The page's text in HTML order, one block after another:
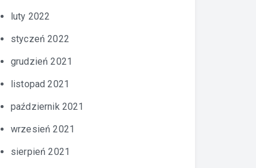
luty 2022
styczeń 2022
grudzień 2021
listopad 2021
październik 2021
wrzesień 2021
sierpień 2021